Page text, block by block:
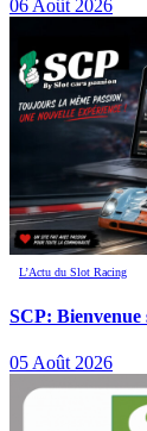
06 Août 2026
L’Actu du Slot Racing
SCP: Bienvenue
05 Août 2026